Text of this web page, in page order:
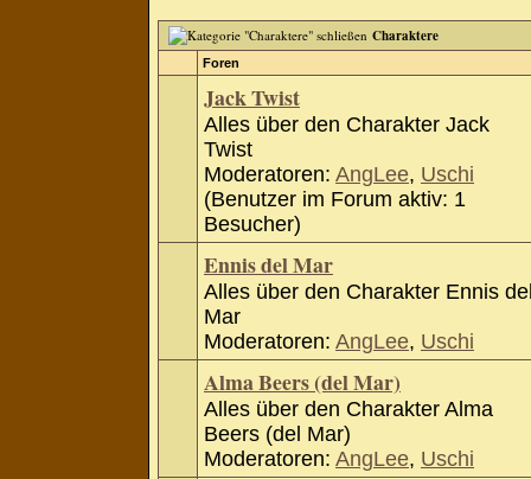
Charaktere
Foren
Jack Twist
Alles über den Charakter Jack
Twist
Moderatoren: AngLee, Uschi
(Benutzer im Forum aktiv: 1
Besucher)
Ennis del Mar
Alles über den Charakter Ennis
Mar
Moderatoren: AngLee, Uschi
Alma Beers (del Mar)
Alles über den Charakter Alma
Beers (del Mar)
Moderatoren: AngLee, Uschi